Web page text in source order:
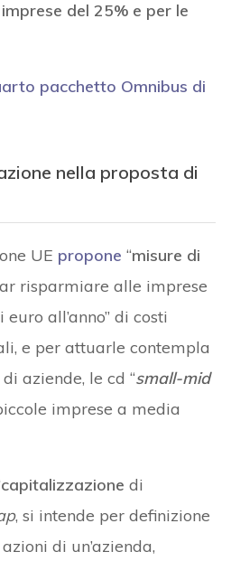
del 25% e per le
pacchetto Omnibus di
nella proposta di
UE propone “misure di
risparmiare alle imprese
all’anno” di costi
e per attuarle contempla
aziende, le cd “small-mid
imprese a media
capitalizzazione di
, si intende per definizione
di un’azienda,